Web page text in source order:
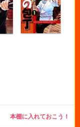
本棚に入れておこう！